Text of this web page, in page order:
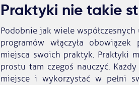
Praktyki nie takie
Podobnie jak wiele
programów włączyła
miejsca swoich praktyk. Praktyki
prostu tam czegoś nauczyć.
miejsce i wykorzystać w pełni